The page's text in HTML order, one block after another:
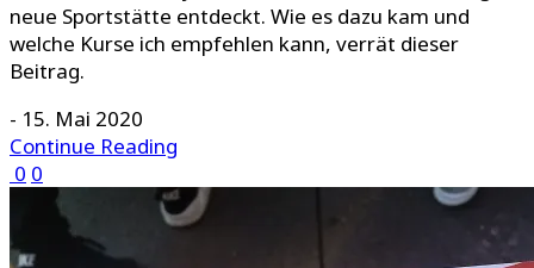
neue Sportstätte entdeckt. Wie es dazu kam und
welche Kurse ich empfehlen kann, verrät dieser
Beitrag.
- 15. Mai 2020
Continue Reading
0 0